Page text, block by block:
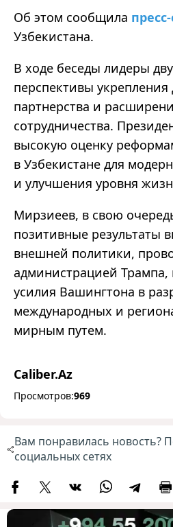
Об этом сообщила
Узбекистана.
В ходе беседы лидеры
перспективы укрепления
партнерства и
сотрудничества.
высокую оценку
в Узбекистане для
и улучшения уровня
Мирзиеев, в свою
позитивные результаты
внешней политики,
администрацией Трампа,
усилия Вашингтона в
международных и
мирным путем.
Caliber.Az
Просмотров:969
Вам понравилась новость?
социальных сетях